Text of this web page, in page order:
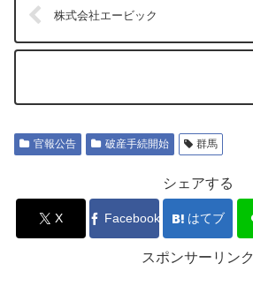
株式会社エービック
官報公告 破産手続開始 群馬
シェアする
X Facebook はてブ
スポンサーリンク